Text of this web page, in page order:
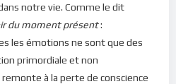
notre vie. Comme le dit
du moment présent:
les émotions ne sont que des
primordiale et non
à la perte de conscience